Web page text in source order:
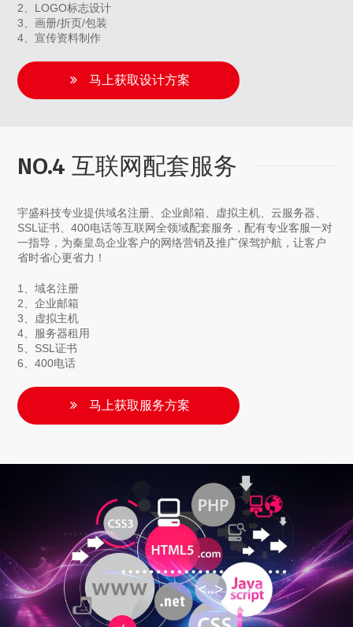
2、LOGO标志设计
3、画册/折页/包装
4、宣传资料制作
马上获取设计方案
NO.4 互联网配套服务
宇盛科技专业提供域名注册、企业邮箱、虚拟主机、云服务器、
SSL证书、400电话等互联网全领域配套服务，配有专业客服一对
一指导，为秦皇岛企业客户的网络营销及推广保驾护航，让客户
省时省心更省力！
1、域名注册
2、企业邮箱
3、虚拟主机
4、服务器租用
5、SSL证书
6、400电话
马上获取服务方案